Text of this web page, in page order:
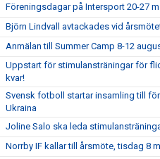
Föreningsdagar på Intersport 20-27
Björn Lindvall avtackades vid
Anmälan till Summer Camp 8-12
Uppstart för stimulansträningar för
kvar!
Svensk fotboll startar insamling till
Ukraina
Joline Salo ska leda
Norrby IF kallar till årsmöte, tisdag 8